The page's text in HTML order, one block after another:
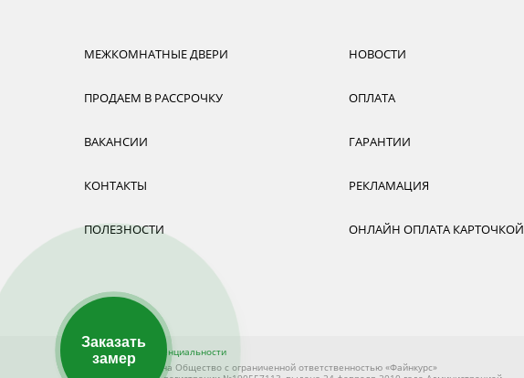
МЕЖКОМНАТНЫЕ ДВЕРИ
ПРОДАЕМ В РАССРОЧКУ
ВАКАНСИИ
КОНТАКТЫ
ПОЛЕЗНОСТИ
НОВОСТИ
ОПЛАТА
ГАРАНТИИ
РЕКЛАМАЦИЯ
ОНЛАЙН ОПЛАТА КАРТОЧКОЙ
Политика конфиденциальности
Владелец магазина Общество с ограниченной ответственностью «Файнкурс»
Заказать
замер